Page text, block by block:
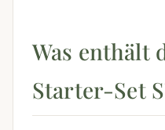
Was enthält
Starter-Set